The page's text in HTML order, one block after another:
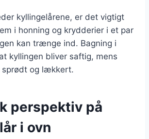
kyllingelårene, er det vigtigt
i honning og krydderier i et par
kan trænge ind. Bagning i
kyllingen bliver saftig, mens
sprødt og lækkert.
perspektiv på
i ovn